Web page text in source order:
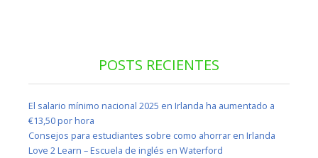
POSTS RECIENTES
El salario mínimo nacional 2025 en Irlanda ha aumentado a
€13,50 por hora
Consejos para estudiantes sobre como ahorrar en Irlanda
Love 2 Learn – Escuela de inglés en Waterford